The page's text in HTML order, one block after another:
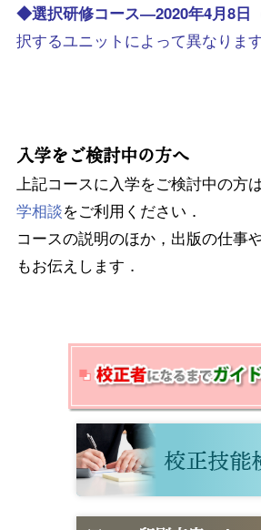
◆選択研修コース―2020年4月8日
択するユニットによって異なります
入学をご検討中の方へ
上記コースに入学をご検討中の方
学相談をご利用ください．
コースの説明のほか，出版の仕事
もお伝えします．